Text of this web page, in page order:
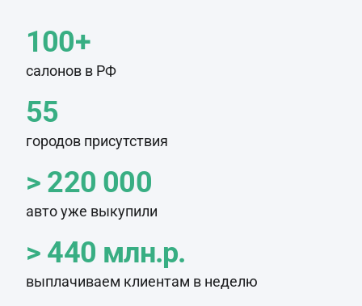
100+
салонов в РФ
55
городов присутствия
> 220 000
авто уже выкупили
> 440 млн.р.
выплачиваем клиентам в неделю